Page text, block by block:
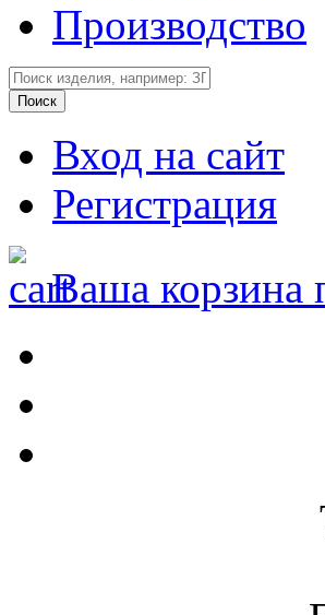
Производство
Вход на сайт
Регистрация
Ваша корзина